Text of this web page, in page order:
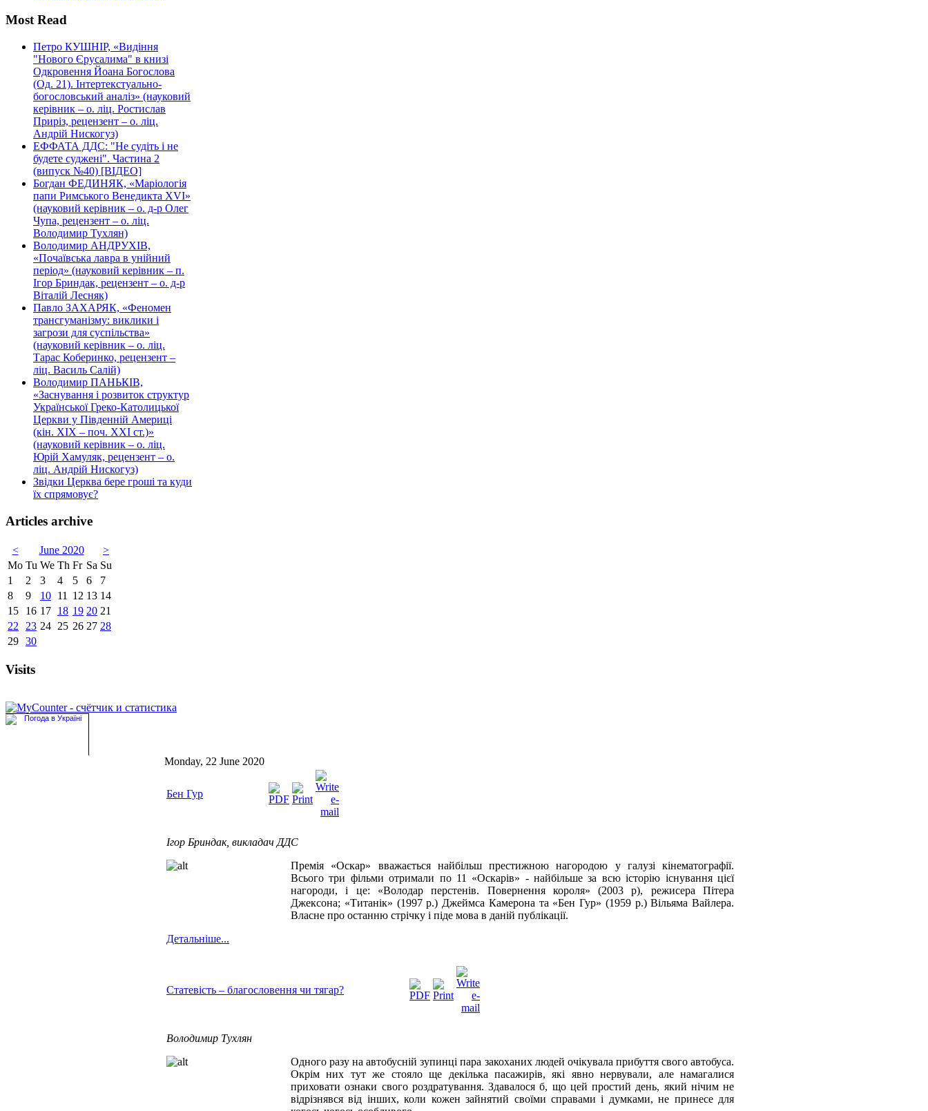
Most Read
Петро КУШНІР, «Видіння
"Нового Єрусалима" в книзі
Одкровення Йоана Богослова
(Од. 21). Інтертекстуально-
богословський аналіз» (науковий
керівник – о. ліц. Ростислав
Приріз, рецензент – о. ліц.
Андрій Нискогуз)
ЕФФАТА ДДС: "Не судіть і не
будете суджені". Частина 2
(випуск №40) [ВІДЕО]
Богдан ФЕДИНЯК, «Маріологія
папи Римського Венедикта XVI»
(науковий керівник – о. д-р Олег
Чупа, рецензент – о. ліц.
Володимир Тухлян)
Володимир АНДРУХІВ,
«Почаївська лавра в унійний
період» (науковий керівник – п.
Ігор Бриндак, рецензент – о. д-р
Віталій Лесняк)
Павло ЗАХАРЯК, «Феномен
трансгуманізму: виклики і
загрози для суспільства»
(науковий керівник – о. ліц.
Тарас Коберинко, рецензент –
ліц. Василь Салій)
Володимир ПАНЬКІВ,
«Заснування і розвиток структур
Української Греко-Католицької
Церкви у Південній Америці
(кін. ХІХ – поч. ХХІ ст.)»
(науковий керівник – о. ліц.
Юрій Хамуляк, рецензент – о.
ліц. Андрій Нискогуз)
Звідки Церква бере гроші та куди
їх спрямовує?
Articles archive
< June 2020
>
Mo Tu We Th Fr Sa Su
1
2 3 4 5 6
7
8
9 10 11 12 13 14
15
16 17 18 19 20 21
22
23 24 25 26 27 28
29 30
Visits
Monday, 22 June 2020
Бен Гур
Ігор Бриндак, викладач ДДС
Премія «Оскар» вважається найбільш престижною нагородою у галузі кінематографії.
Всього три фільми отримали по 11 «Оскарів» - найбільше за всю історію існування цієї
нагороди, і це: «Володар перстенів. Повернення короля» (2003 р), режисера Пітера
Джексона; «Титанік» (1997 р.) Джеймса Камерона та «Бен Гур» (1959 р.) Вільяма Вайлера.
Власне про останню стрічку і піде мова в даній публікації.
Детальніше...
Статевість – благословення чи тягар?
Володимир Тухлян
Одного разу на автобусній зупинці пара закоханих людей очікувала прибуття свого автобуса.
Окрім них тут же стояло ще декілька пасажирів, які явно нервували, але намагалися
приховати ознаки свого роздратування. Здавалося б, що цей простий день, який нічим не
відрізнявся від інших, коли кожен зайнятий своїми справами і думками, не принесе для